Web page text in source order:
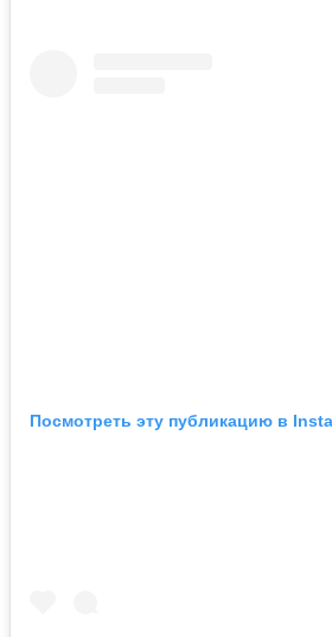
Посмотреть эту публикацию в